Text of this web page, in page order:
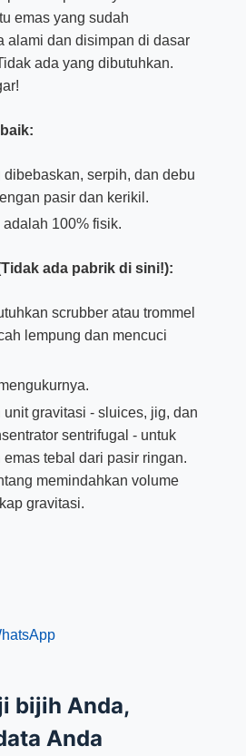
emas yang sudah
alami dan disimpan di dasar
ada yang dibutuhkan.
dibebaskan, serpih, dan debu
pasir dan kerikil.
adalah 100% fisik.
ada pabrik di sini!):
scrubber atau trommel
lempung dan mencuci
unit gravitasi - sluices, jig, dan
sentrifugal - untuk
emas tebal dari pasir ringan.
memindahkan volume
gravitasi.
bijih Anda,
Anda